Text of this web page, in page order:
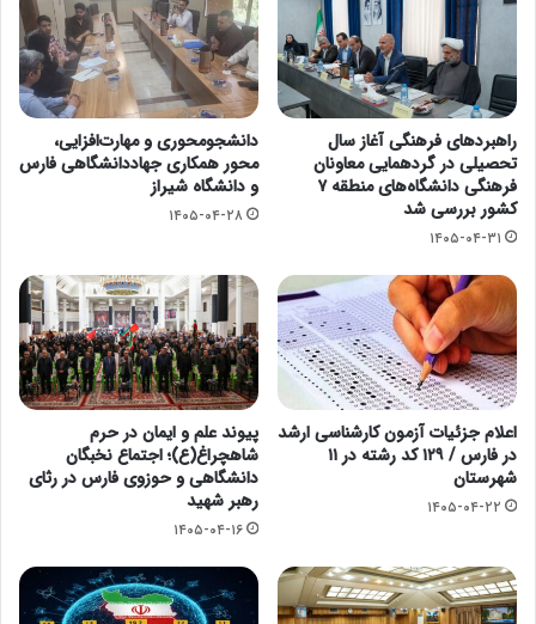
راهبردهای فرهنگی آغاز سال
تحصیلی در گردهمایی معاونان
فرهنگی دانشگاه‌های منطقه ۷
کشور بررسی شد
۱۴۰۵-۰۴-۳۱
دانشجومحوری و مهارت‌افزایی،
محور همکاری جهاددانشگاهی فارس
و دانشگاه شیراز
۱۴۰۵-۰۴-۲۸
اعلام جزئیات آزمون کارشناسی ارشد
در فارس / ۱۲۹ کد رشته در ۱۱
شهرستان
۱۴۰۵-۰۴-۲۲
پیوند علم و ایمان در حرم
شاهچراغ(ع)؛ اجتماع نخبگان
دانشگاهی و حوزوی فارس در رثای
رهبر شهید
۱۴۰۵-۰۴-۱۶